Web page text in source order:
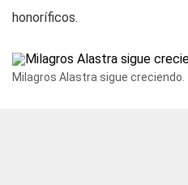
honoríficos.
Milagros Alastra sigue creciendo.